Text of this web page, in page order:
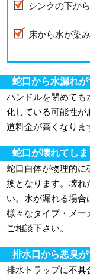
シンクの下か
床から水が染
蛇口から水漏れが
ハンドルを閉めても
化している可能性が
道料金が高くなりま
蛇口が壊れてし
蛇口自体が物理的に
換となります。壊れ
い。水が漏れる場合
様々なタイプ・メー
ご相談下さい。
排水口から悪臭が
排水トラップに不具